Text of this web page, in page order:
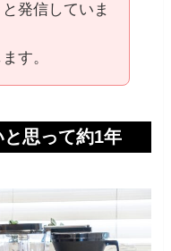
発信していま
す。
思って約1年